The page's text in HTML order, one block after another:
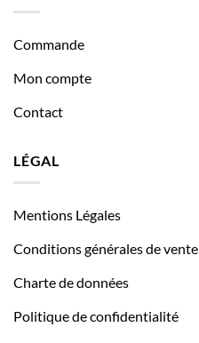
Commande
Mon compte
Contact
LÉGAL
Mentions Légales
Conditions générales de vente
Charte de données
Politique de confidentialité